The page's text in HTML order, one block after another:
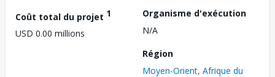
Coût total du projet 1
USD 0.00 millions
Organisme d'exécution
N/A
Région
Moyen-Orient, Afrique du